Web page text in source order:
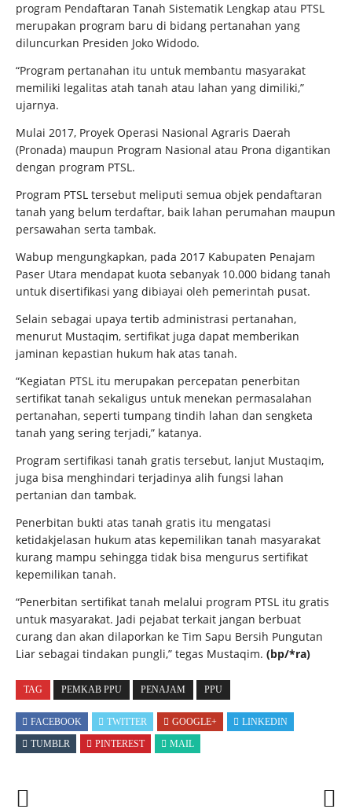
program Pendaftaran Tanah Sistematik Lengkap atau PTSL
merupakan program baru di bidang pertanahan yang
diluncurkan Presiden Joko Widodo.
“Program pertanahan itu untuk membantu masyarakat
memiliki legalitas atah tanah atau lahan yang dimiliki,”
ujarnya.
Mulai 2017, Proyek Operasi Nasional Agraris Daerah
(Pronada) maupun Program Nasional atau Prona digantikan
dengan program PTSL.
Program PTSL tersebut meliputi semua objek pendaftaran
tanah yang belum terdaftar, baik lahan perumahan maupun
persawahan serta tambak.
Wabup mengungkapkan, pada 2017 Kabupaten Penajam
Paser Utara mendapat kuota sebanyak 10.000 bidang tanah
untuk disertifikasi yang dibiayai oleh pemerintah pusat.
Selain sebagai upaya tertib administrasi pertanahan,
menurut Mustaqim, sertifikat juga dapat memberikan
jaminan kepastian hukum hak atas tanah.
“Kegiatan PTSL itu merupakan percepatan penerbitan
sertifikat tanah sekaligus untuk menekan permasalahan
pertanahan, seperti tumpang tindih lahan dan sengketa
tanah yang sering terjadi,” katanya.
Program sertifikasi tanah gratis tersebut, lanjut Mustaqim,
juga bisa menghindari terjadinya alih fungsi lahan
pertanian dan tambak.
Penerbitan bukti atas tanah gratis itu mengatasi
ketidakjelasan hukum atas kepemilikan tanah masyarakat
kurang mampu sehingga tidak bisa mengurus sertifikat
kepemilikan tanah.
“Penerbitan sertifikat tanah melalui program PTSL itu gratis
untuk masyarakat. Jadi pejabat terkait jangan berbuat
curang dan akan dilaporkan ke Tim Sapu Bersih Pungutan
Liar sebagai tindakan pungli,” tegas Mustaqim. (bp/*ra)
TAG PEMKAB PPU PENAJAM PPU
FACEBOOK TWITTER GOOGLE+
LINKEDIN
TUMBLR
PINTEREST MAIL